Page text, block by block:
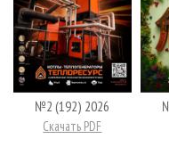
№2 (192) 2026
Скачать PDF